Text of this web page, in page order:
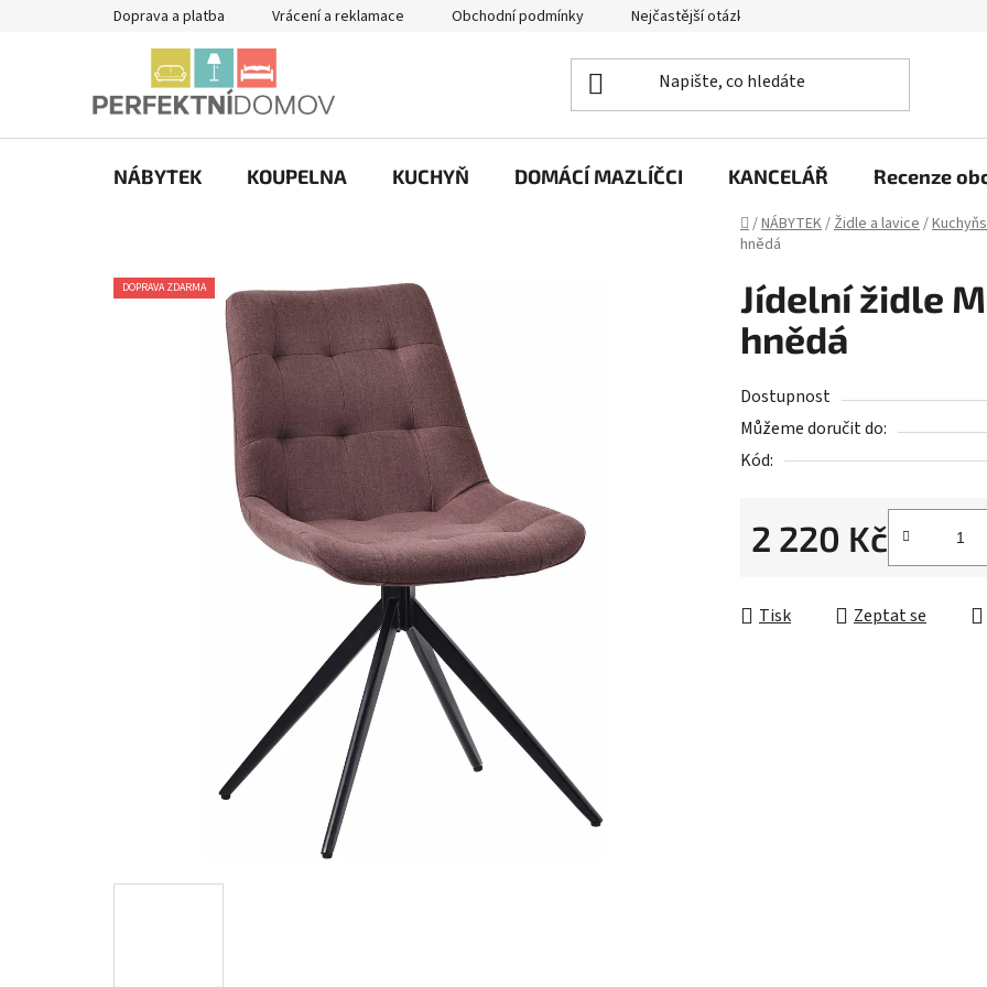
Doprava a platba Vrácení a reklamace Obchodní podmínky Nejčastější otázky
NÁBYTEK KOUPELNA KUCHYŇ DOMÁCÍ MAZLÍČCI KANCELÁŘ Recenze
Domů
/NÁBYTEK/Židle a lavice/
hnědá
Jídelní židle
hnědá
Dostupnost
Můžeme doručit do:
Kód:
2 220 Kč
Tisk Zeptat se
DOPRAVA ZDARMA